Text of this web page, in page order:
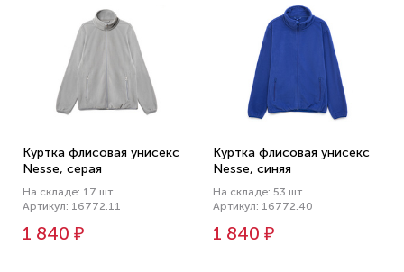
Куртка флисовая унисекс
Nesse, серая
На складе: 17 шт
Артикул: 16772.11
1 840 ₽
Куртка флисовая унисекс
Nesse, синяя
На складе: 53 шт
Артикул: 16772.40
1 840 ₽